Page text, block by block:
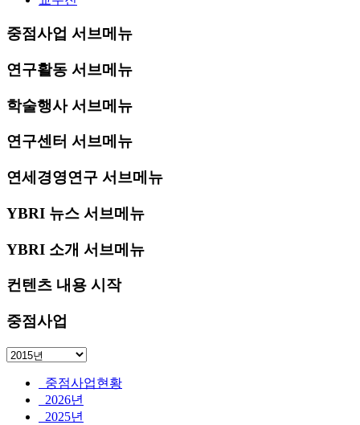
중점사업 서브메뉴
연구활동 서브메뉴
학술행사 서브메뉴
연구센터 서브메뉴
연세경영연구 서브메뉴
YBRI 뉴스 서브메뉴
YBRI 소개 서브메뉴
컨텐츠 내용 시작
중점사업
중점사업현황
2026년
2025년